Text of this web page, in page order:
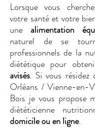
Lorsque vous
votre santé et votre
une alimentation
naturel de se
professionnels de la
diététique pour
avisés. Si vous résidez
Orléans / Vienne-en-
Bois je vous propose
diététicienne
domicile ou en ligne.